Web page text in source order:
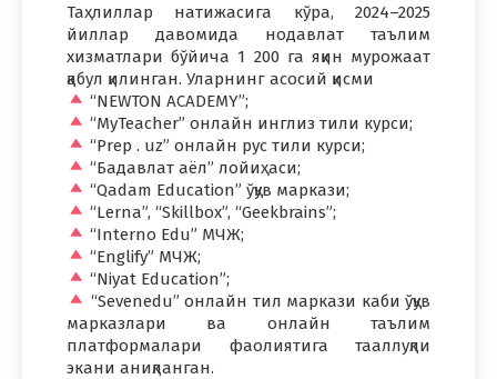
Таҳлиллар натижасига кўра, 2024–2025
йиллар давомида нодавлат таълим
хизматлари бўйича 1 200 га яқин мурожаат
қабул қилинган. Уларнинг асосий қисми
“NEWTON ACADEMY”;
“MyTeacher” онлайн инглиз тили курси;
“Prep . uz” онлайн рус тили курси;
“Бадавлат аёл” лойиҳаси;
“Qadam Education” ўқув маркази;
“Lerna”, “Skillbox”, “Geekbrains”;
“Interno Edu” МЧЖ;
“Englify” МЧЖ;
“Niyat Education”;
“Sevenedu” онлайн тил маркази каби ўқув
марказлари ва онлайн таълим
платформалари фаолиятига тааллуқли
экани аниқланган.